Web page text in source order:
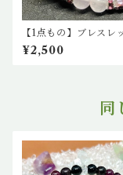
【1点もの】ブレスレ
ームーンストーン、蛍
ク)、ローズクオーツ)
¥2,500
同